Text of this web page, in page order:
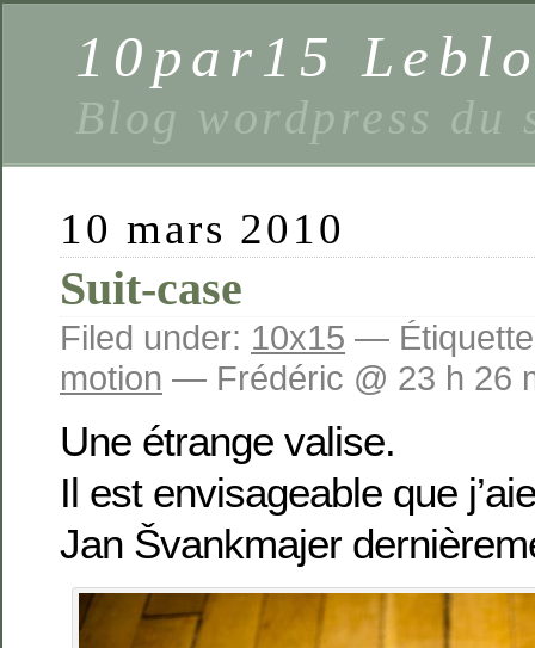
10par15
Blog wordpress du
10 mars 2010
Suit-case
Filed under: 10x15 —
motion — Frédéric @ 23 h 26
Une étrange valise.
Il est envisageable que
Jan Švankmajer